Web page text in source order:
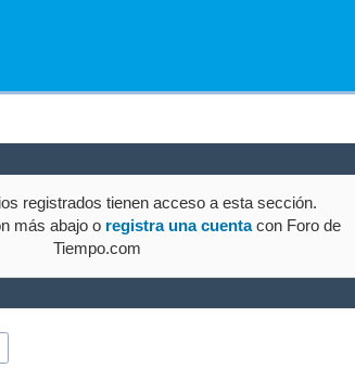
registrados tienen acceso a esta sección.
más abajo o registra una cuentacon Foro de
Tiempo.com